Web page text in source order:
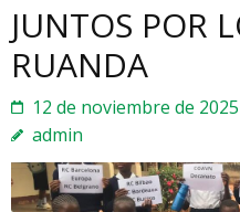
JUNTOS POR
RUANDA
12 de noviembre de 2025
admin